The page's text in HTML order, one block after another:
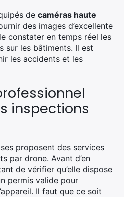
de caméras haute
des images d’excellente
constater en temps réel les
sur les bâtiments. Il est
les accidents et les
inspections
proposent des services
par drone. Avant d’en
de vérifier qu’elle dispose
permis valide pour
Il faut que ce soit